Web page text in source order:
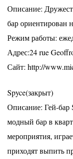
Описание:
бар ориентирован
Режим работы:
Адрес:24 rue
Сайт: http://
Spyce(закрыт)
Описание: Гей-бар
модный бар в
мероприятия,
приходят выпить